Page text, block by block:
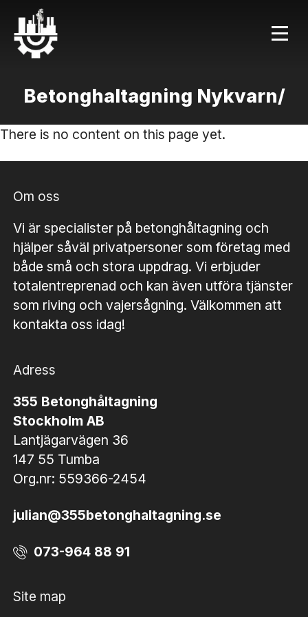
Betonghaltagning Nykvarn/
There is no content on this page yet.
Om oss
Vi är specialister på betonghåltagning och
hjälper såväl privatpersoner som företag med
både små och stora uppdrag. Vi erbjuder
totalentreprenad och kan även utföra tjänster
som riving och vajersågning. Välkommen att
kontakta oss idag!
Adress
355 Betonghåltagning
Stockholm AB
Lantjägarvägen 36
147 55 Tumba
Org.nr: 559366-2454
julian@355betonghaltagning.se
073-964 88 91
Site map